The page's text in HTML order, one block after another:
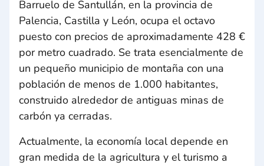
Barruelo de Santullán, en la provincia de
Palencia, Castilla y León, ocupa el octavo
puesto con precios de aproximadamente 428 €
por metro cuadrado. Se trata esencialmente de
un pequeño municipio de montaña con una
población de menos de 1.000 habitantes,
construido alrededor de antiguas minas de
carbón ya cerradas.
Actualmente, la economía local depende en
gran medida de la agricultura y el turismo a